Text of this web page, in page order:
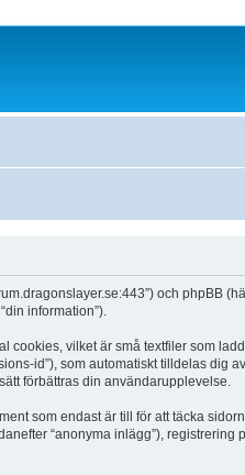
och phpBB
information”).
cookies, vilket är små textfiler som
id”), som automatiskt tilldelas dig
förbättras din användarupplevelse.
som endast är till för att täcka
“anonyma inlägg”), registrering